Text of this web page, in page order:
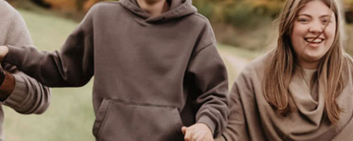
Webshop geht online